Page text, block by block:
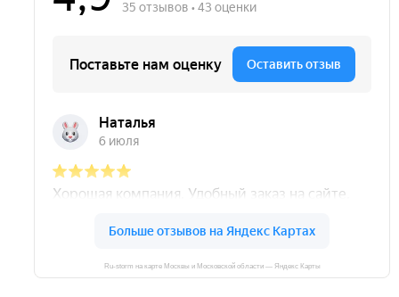
Ru-storm на карте Москвы и Московской области — Яндекс Карты